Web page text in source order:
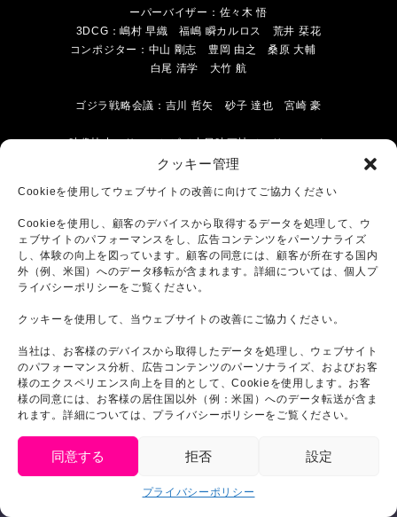
クッキー管理
Cookieを使用してウェブサイトの改善に向けてご協力ください
Cookieを使用し、顧客のデバイスから取得するデータを処理して、ウ
ェブサイトのパフォーマンスをし、広告コンテンツをパーソナライズ
し、体験の向上を図っています。顧客の同意には、顧客が所在する国内
外（例、米国）へのデータ移転が含まれます。詳細については、個人プ
ライバシーポリシーをご覧ください。
クッキーを使用して、当ウェブサイトの改善にご協力ください。
当社は、お客様のデバイスから取得したデータを処理し、ウェブサイト
のパフォーマンス分析、広告コンテンツのパーソナライズ、およびお客
様のエクスペリエンス向上を目的として、Cookieを使用します。お客
様の同意には、お客様の居住国以外（例：米国）へのデータ転送が含ま
れます。詳細については、プライバシーポリシーをご覧ください。
同意する 拒否 設定
プライバシーポリシー
ーパーバイザー：佐々木 悟
3DCG：嶋村 早織 福嶋 瞬カルロス 荒井 栞花
コンポジター：中山 剛志 豊岡 由之 桑原 大輔
白尾 清学 大竹 航
ゴジラ戦略会議：吉川 哲矢 砂子 達也 宮崎 豪
映像協力：サンテレビ／中日映画社／ハリマニック
ス
淡路島フィルムオフィス／神戸フィルムオフィス／
伊弉諾神宮
淡路市／淡路島岩屋漁業協同組合／本州四国連絡高
東映東京撮影所／特撮研究所／三和映材社／日本照
AURA／中日映画社／ODEN STUDIO／DI
FACTORY／岡田 佳樹/山崎 友一朗
東京現像所／東宝映像美術／東宝ミュージック
東宝スタジオ／東宝スタジオサービス／東宝ポスト
制作プロダクション：シネバザール